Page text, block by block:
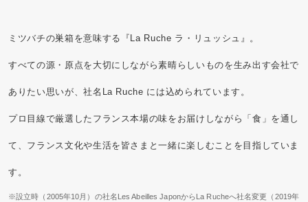
ミツバチの巣箱を意味する『La Ruche ラ・リュッシュ』。
すべての源・原点を大切にしながら素晴らしいものを生み出す会社で
ありたい思いが、社名La Ruche には込められています。
プロ目線で厳選したフランス本場の味をお届けしながら「食」を通し
て、フランス文化や生活を皆さまと一緒に楽しむことを目指していま
す。
※設立時（2005年10月）の社名Les Abeilles JaponからLa Rucheへ社名変更（2019年